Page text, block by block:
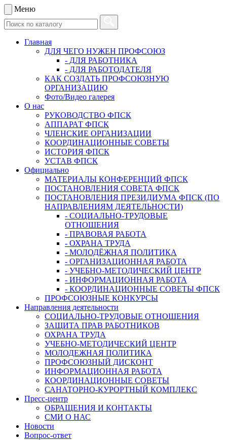
Меню
Главная
ДЛЯ ЧЕГО НУЖЕН ПРОФСОЮЗ
- ДЛЯ РАБОТНИКА
- ДЛЯ РАБОТОДАТЕЛЯ
КАК СОЗДАТЬ ПРОФСОЮЗНУЮ
ОРГАНИЗАЦИЮ
Фото/Видео галерея
О нас
РУКОВОДСТВО ФПСК
АППАРАТ ФПСК
ЧЛЕНСКИЕ ОРГАНИЗАЦИИ
КООРДИНАЦИОННЫЕ СОВЕТЫ
ИСТОРИЯ ФПСК
УСТАВ ФПСК
Официально
МАТЕРИАЛЫ КОНФЕРЕНЦИЙ ФПСК
ПОСТАНОВЛЕНИЯ СОВЕТА ФПСК
ПОСТАНОВЛЕНИЯ ПРЕЗИДИУМА ФПСК (ПО
НАПРАВЛЕНИЯМ ДЕЯТЕЛЬНОСТИ)
- СОЦИАЛЬНО-ТРУДОВЫЕ
ОТНОШЕНИЯ
- ПРАВОВАЯ РАБОТА
- ОХРАНА ТРУДА
- МОЛОДЁЖНАЯ ПОЛИТИКА
- ОРГАНИЗАЦИОННАЯ РАБОТА
- УЧЕБНО-МЕТОДИЧЕСКИЙ ЦЕНТР
- ИНФОРМАЦИОННАЯ РАБОТА
- КООРДИНАЦИОННЫЕ СОВЕТЫ ФПСК
ПРОФСОЮЗНЫЕ КОНКУРСЫ
Направления деятельности
СОЦИАЛЬНО-ТРУДОВЫЕ ОТНОШЕНИЯ
ЗАЩИТА ПРАВ РАБОТНИКОВ
ОХРАНА ТРУДА
УЧЕБНО-МЕТОДИЧЕСКИЙ ЦЕНТР
МОЛОДЕЖНАЯ ПОЛИТИКА
ПРОФСОЮЗНЫЙ ДИСКОНТ
ИНФОРМАЦИОННАЯ РАБОТА
КООРДИНАЦИОННЫЕ СОВЕТЫ
САНАТОРНО-КУРОРТНЫЙ КОМПЛЕКС
Пресс-центр
ОБРАЩЕНИЯ И КОНТАКТЫ
СМИ О НАС
Новости
Вопрос-ответ